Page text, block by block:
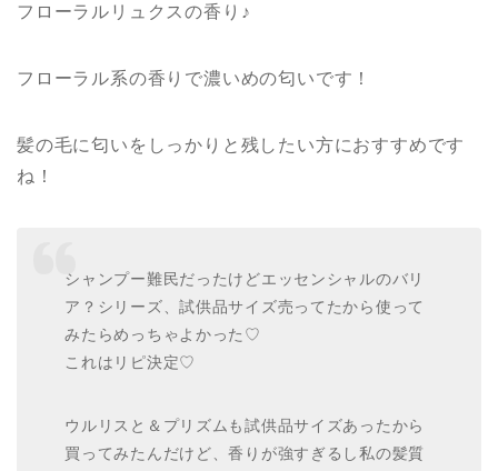
フローラルリュクスの香り♪
フローラル系の香りで濃いめの匂いです！
髪の毛に匂いをしっかりと残したい方におすすめです
ね！
シャンプー難民だったけどエッセンシャルのバリ
ア？シリーズ、試供品サイズ売ってたから使って
みたらめっちゃよかった♡
これはリピ決定♡
ウルリスと＆プリズムも試供品サイズあったから
買ってみたんだけど、香りが強すぎるし私の髪質